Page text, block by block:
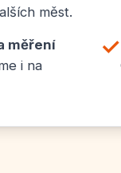
měst.
měření
i na
✓